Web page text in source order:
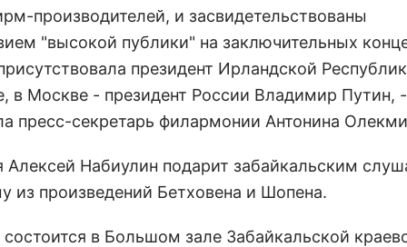
производителей, и засвидетельствованы
"высокой публики" на заключительных
президент Ирландской
в Москве - президент России Владимир Путин, -
пресс-секретарь филармонии Антонина
Алексей Набиулин подарит забайкальским
из произведений Бетховена и Шопена.
в Большом зале Забайкальской